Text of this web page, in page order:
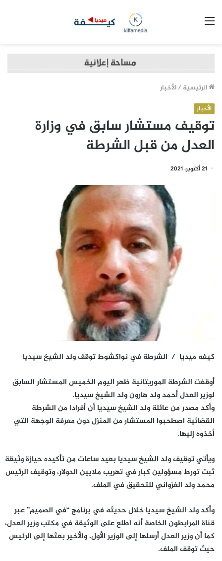
الرئيسية /الأخبار
الأخبار
توقيف مستشار سابق في وزارة
العدل من قبل الشرطة
21 أكتوبر، 2021
كيفه ميديا / الشرطة في نواكشوط توقف ولد الشيخ سيديا
أوقفت الشرطة الموريتانية ظهر اليوم الخميس المستشار السابق
لوزير العدل أحمد ولد هارون ولد الشيخ سيديا.
وأكد مصدر من عائلة ولد الشيخ سيديا أن أفرادا من الشرطة
القضائية اصطحبوا المستشار من المنزل دون معرفة الوجهة التي
أخذوه إليها.
ويأتي توقيف ولد الشيخ سيديا بعيد ساعات من تأكيده حيازة وثيقة
ثبت تورط مسؤولين كبار في تهريب ملايين الدولار، وتوقيف الرئيس
محمد ولد الغزواني للتحقيق في الملف.
وأكد ولد الشيخ سيديا خلال حديثه في برنامج “في الصميم” عبر
قناة المرابطون الخاصة أنه اطلع على الوثيقة في مكتب وزير العدل،
كما أن وزير العدل أرسلها إلى الوزير الأول، والأخير بعثها إلى الرئيس
حيث توقف الملف.